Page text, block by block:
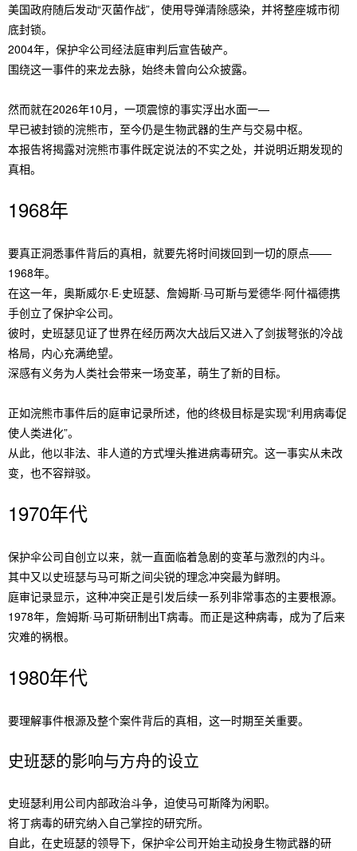
美国政府随后发动“灭菌作战”，使用导弹清除感染，并将整座城市彻
底封锁。
2004年，保护伞公司经法庭审判后宣告破产。
围绕这一事件的来龙去脉，始终未曾向公众披露。
然而就在2026年10月，一项震惊的事实浮出水面一—
早已被封锁的浣熊市，至今仍是生物武器的生产与交易中枢。
本报告将揭露对浣熊市事件既定说法的不实之处，并说明近期发现的
真相。
1968年
要真正洞悉事件背后的真相，就要先将时间拨回到一切的原点——
1968年。
在这一年，奥斯威尔·E·史班瑟、詹姆斯·马可斯与爱德华·阿什福德携
手创立了保护伞公司。
彼时，史班瑟见证了世界在经历两次大战后又进入了剑拔弩张的冷战
格局，内心充满绝望。
深感有义务为人类社会带来一场变革，萌生了新的目标。
正如浣熊市事件后的庭审记录所述，他的终极目标是实现“利用病毒促
使人类进化”。
从此，他以非法、非人道的方式埋头推进病毒研究。这一事实从未改
变，也不容辩驳。
1970年代
保护伞公司自创立以来，就一直面临着急剧的变革与激烈的内斗。
其中又以史班瑟与马可斯之间尖锐的理念冲突最为鲜明。
庭审记录显示，这种冲突正是引发后续一系列非常事态的主要根源。
1978年，詹姆斯·马可斯研制出T病毒。而正是这种病毒，成为了后来
灾难的祸根。
1980年代
要理解事件根源及整个案件背后的真相，这一时期至关重要。
史班瑟的影响与方舟的设立
史班瑟利用公司内部政治斗争，迫使马可斯降为闲职。
将丁病毒的研究纳入自己掌控的研究所。
自此，在史班瑟的领导下，保护伞公司开始主动投身生物武器的研